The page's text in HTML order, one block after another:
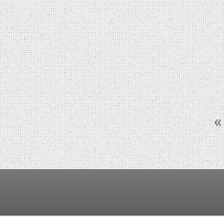
«